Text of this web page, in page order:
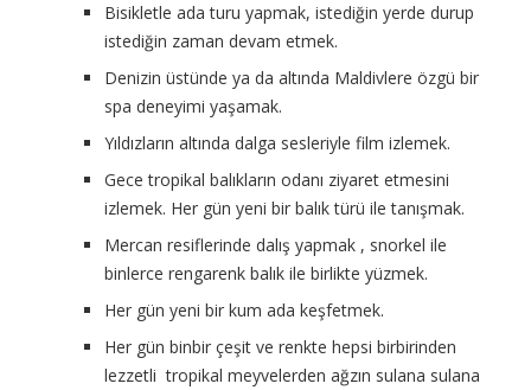
Bisikletle ada turu yapmak, istediğin yerde durup
istediğin zaman devam etmek.
Denizin üstünde ya da altında Maldivlere özgü bir
spa deneyimi yaşamak.
Yıldızların altında dalga sesleriyle film izlemek.
Gece tropikal balıkların odanı ziyaret etmesini
izlemek. Her gün yeni bir balık türü ile tanışmak.
Mercan resiflerinde dalış yapmak , snorkel ile
binlerce rengarenk balık ile birlikte yüzmek.
Her gün yeni bir kum ada keşfetmek.
Her gün binbir çeşit ve renkte hepsi birbirinden
lezzetli tropikal meyvelerden ağzın sulana sulana